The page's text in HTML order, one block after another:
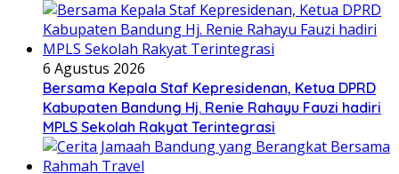
6 Agustus 2026
Bersama Kepala Staf Kepresidenan, Ketua DPRD
Kabupaten Bandung Hj. Renie Rahayu Fauzi hadiri
MPLS Sekolah Rakyat Terintegrasi